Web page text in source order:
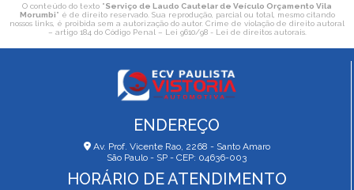
O conteúdo do texto "Serviço de Laudo Cautelar de Veículo Orçamento Vila
Morumbi" é de direito reservado. Sua reprodução, parcial ou total, mesmo citando
nossos links, é proibida sem a autorização do autor. Crime de violação de direito autoral
– artigo 184 do Código Penal – Lei 9610/98 - Lei de direitos autorais.
ENDEREÇO
Av. Prof. Vicente Rao, 2268 - Santo Amaro
São Paulo - SP - CEP: 04636-003
HORÁRIO DE ATENDIMENTO